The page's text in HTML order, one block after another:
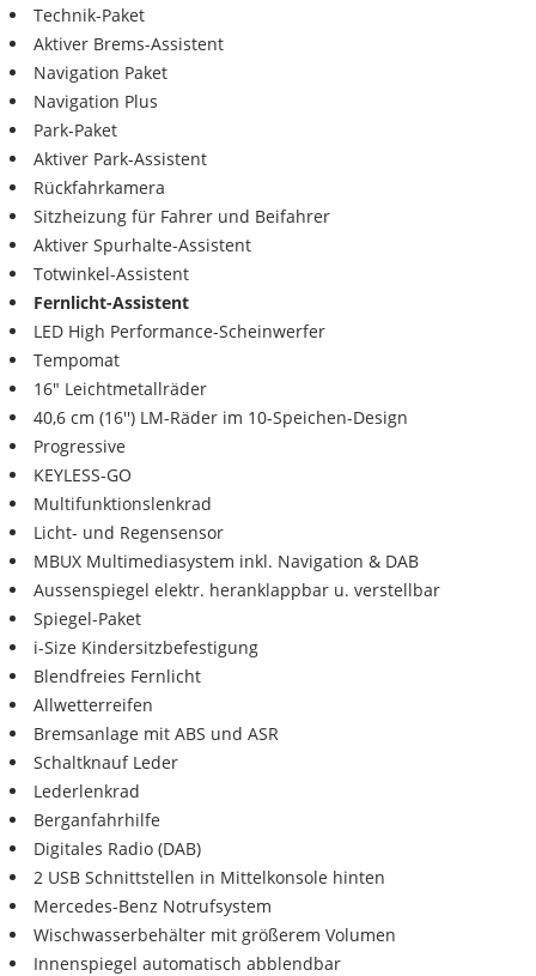
Technik-Paket
Aktiver Brems-Assistent
Navigation Paket
Navigation Plus
Park-Paket
Aktiver Park-Assistent
Rückfahrkamera
Sitzheizung für Fahrer und Beifahrer
Aktiver Spurhalte-Assistent
Totwinkel-Assistent
Fernlicht-Assistent
LED High Performance-Scheinwerfer
Tempomat
16" Leichtmetallräder
40,6 cm (16'') LM-Räder im 10-Speichen-Design
Progressive
KEYLESS-GO
Multifunktionslenkrad
Licht- und Regensensor
MBUX Multimediasystem inkl. Navigation & DAB
Aussenspiegel elektr. heranklappbar u. verstellbar
Spiegel-Paket
i-Size Kindersitzbefestigung
Blendfreies Fernlicht
Allwetterreifen
Bremsanlage mit ABS und ASR
Schaltknauf Leder
Lederlenkrad
Berganfahrhilfe
Digitales Radio (DAB)
2 USB Schnittstellen in Mittelkonsole hinten
Mercedes-Benz Notrufsystem
Wischwasserbehälter mit größerem Volumen
Innenspiegel automatisch abblendbar